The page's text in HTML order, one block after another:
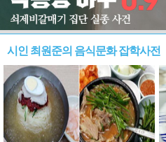
시인 최원준의 음식문화 잡학사전